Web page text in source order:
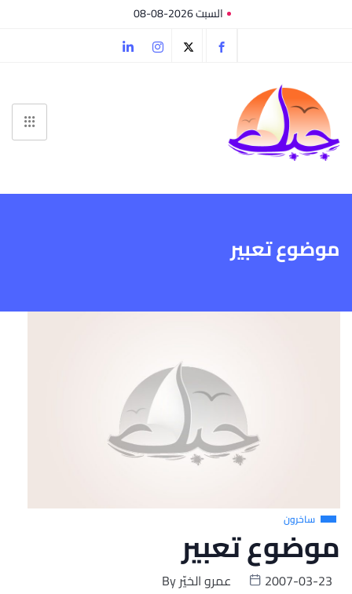
السبت 2026-08-08
موضوع تعبير
ساخرون
موضوع تعبير
Byعمرو الخيّر
2007-03-23